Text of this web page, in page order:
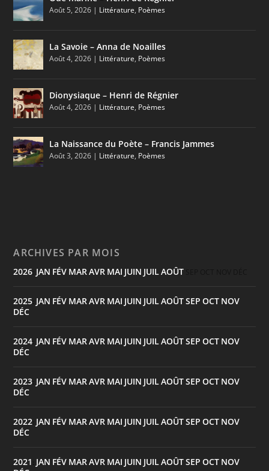
Août 5, 2026 | Littérature, Poèmes
La Savoie – Anna de Noailles
Août 4, 2026 | Littérature, Poèmes
Dionysiaque – Henri de Régnier
Août 4, 2026 | Littérature, Poèmes
La Naissance du Poète – Francis Jammes
Août 3, 2026 | Littérature, Poèmes
ARCHIVES PAR MOIS
2026 JAN FÉV MAR AVR MAI JUIN JUIL AOÛT
2025 JAN FÉV MAR AVR MAI JUIN JUIL AOÛTSEP OCT NOV
DÉC
2024 JAN FÉV MAR AVR MAI JUIN JUIL AOÛTSEP OCT NOV
DÉC
2023 JAN FÉV MAR AVR MAI JUIN JUIL AOÛTSEP OCT NOV
DÉC
2022 JAN FÉV MAR AVR MAI JUIN JUIL AOÛTSEP OCT NOV
DÉC
2021 JAN FÉV MAR AVR MAI JUIN JUIL AOÛTSEP OCT NOV